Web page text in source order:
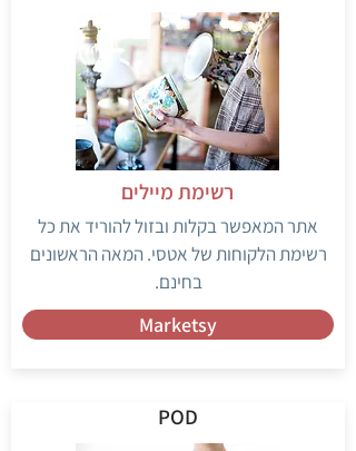
אתר המאפשר בקלות ובזול להוריד את כל
רשימת הלקוחות של אטסי. המאה הראשונים
בחינם.
Marketsy
רשימת מיילים
POD